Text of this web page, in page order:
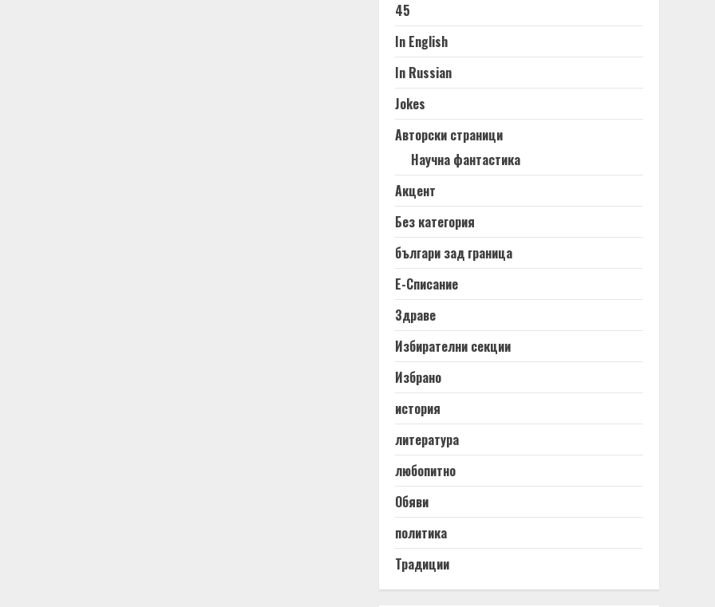
45
In English
In Russian
Jokes
Авторски страници
Научна фантастика
Акцент
Без категория
българи зад граница
Е-Списание
Здраве
Избирателни секции
Избрано
история
литература
любопитно
Обяви
политика
Традиции